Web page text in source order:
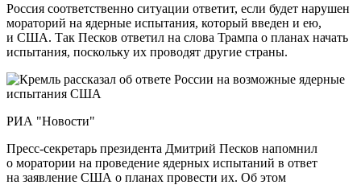
Россия соответственно ситуации ответит, если будет нарушен
мораторий на ядерные испытания, который введен и ею,
и США. Так Песков ответил на слова Трампа о планах начать
испытания, поскольку их проводят другие страны.
РИА "Новости"
Пресс-секретарь президента Дмитрий Песков напомнил
о моратории на проведение ядерных испытаний в ответ
на заявление США о планах провести их. Об этом